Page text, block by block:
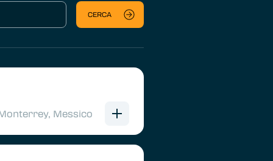
CERCA
Messico